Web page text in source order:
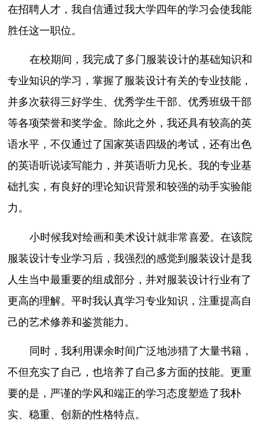
在招聘人才，我自信通过我大学四年的学习会使我能
胜任这一职位。
在校期间，我完成了多门服装设计的基础知识和
专业知识的学习，掌握了服装设计有关的专业技能，
并多次获得三好学生、优秀学生干部、优秀班级干部
等各项荣誉和奖学金。除此之外，我还具有较高的英
语水平，不仅通过了国家英语四级的考试，还有出色
的英语听说读写能力，并英语听力见长。我的专业基
础扎实，有良好的理论知识背景和较强的动手实验能
力。
小时候我对绘画和美术设计就非常喜爱。在该院
服装设计专业学习后，我强烈的感觉到服装设计是我
人生当中最重要的组成部分，并对服装设计行业有了
更高的理解。平时我认真学习专业知识，注重提高自
己的艺术修养和鉴赏能力。
同时，我利用课余时间广泛地涉猎了大量书籍，
不但充实了自己，也培养了自己多方面的技能。更重
要的是，严谨的学风和端正的学习态度塑造了我朴
实、稳重、创新的性格特点。